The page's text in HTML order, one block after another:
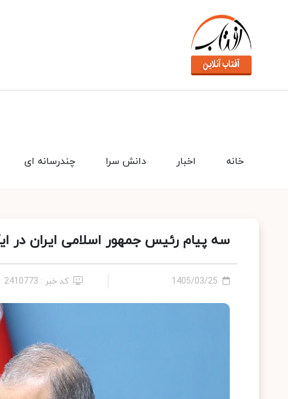
چندرسانه ای دانش سرا اخبار خانه
سه پیام رئیس جمهور اسلامی ایران در
1405/03/25 کد خبر : 2410773